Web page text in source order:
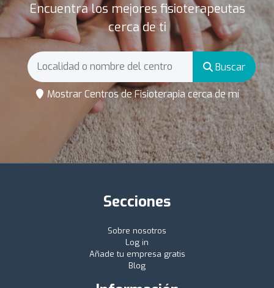
Encuentra los mejores fisioterapeutas
cerca de ti
Buscar
Mostrar Centros de Fisioterapia cerca de mí
Secciones
Sobre nosotros
Log in
Añade tu empresa gratis
Blog